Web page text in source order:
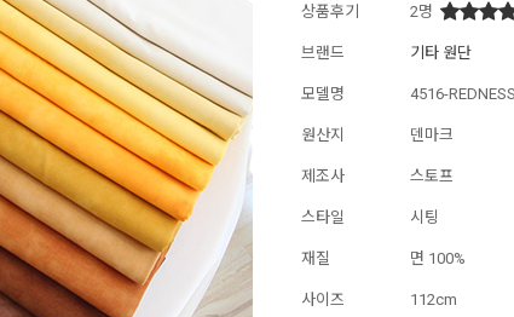
상품후기 2명
브랜드 기타 원단
모델명 4516-REDNESS
원산지 덴마크
제조사 스토프
스타일 시팅
재질 면 100%
사이즈 112cm